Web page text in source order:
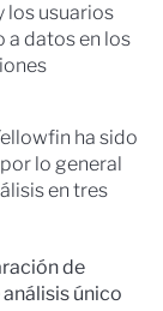
los usuarios
a datos en los
ha sido
lo general
en tres
de
único